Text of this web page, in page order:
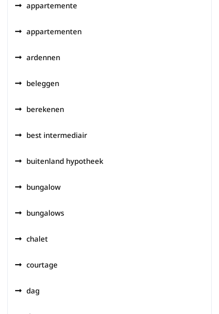
appartemente
appartementen
ardennen
beleggen
berekenen
best intermediair
buitenland hypotheek
bungalow
bungalows
chalet
courtage
dag